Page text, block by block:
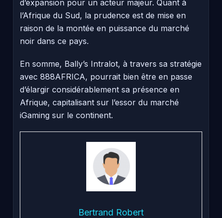
d’expansion pour un acteur majeur. Quant à
l’Afrique du Sud, la prudence est de mise en
raison de la montée en puissance du marché
noir dans ce pays.
En somme, Bally’s Intralot, à travers sa stratégie
avec 888AFRICA, pourrait bien être en passe
d’élargir considérablement sa présence en
Afrique, capitalisant sur l’essor du marché
iGaming sur le continent.
Bertrand Robert